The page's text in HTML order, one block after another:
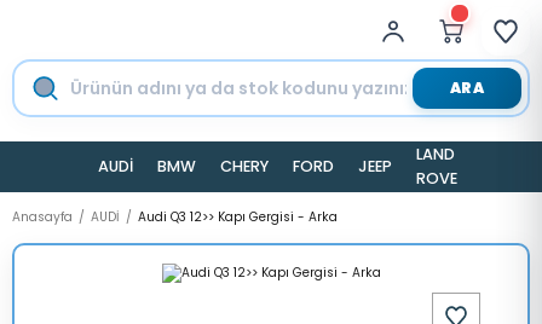
ARA
AUDİ BMW CHERY FORD JEEP
LAND
ROVER
Anasayfa AUDİ Audi Q3 12>> Kapı Gergisi - Arka